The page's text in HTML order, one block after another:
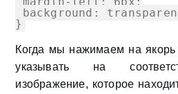
background:
}
Когда мы нажимаем на
указывать на
изображение, которое